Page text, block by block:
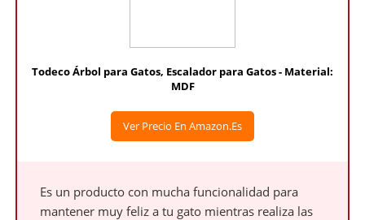
Todeco Árbol para Gatos, Escalador para Gatos - Material:
MDF
Ver Precio En Amazon.es
Es un producto con mucha funcionalidad para
mantener muy feliz a tu gato mientras realiza las